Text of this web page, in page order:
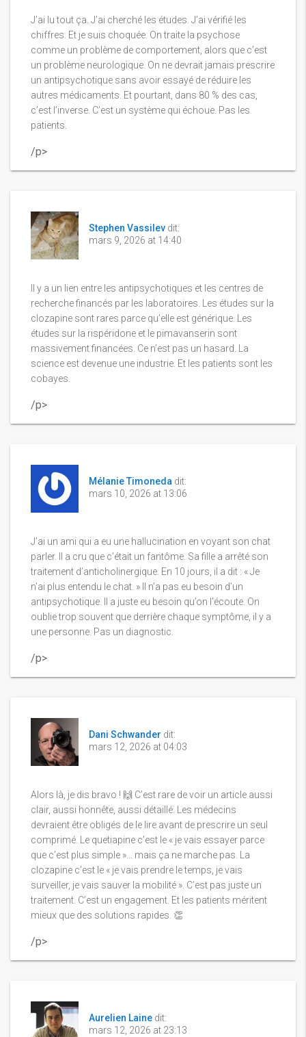
J’ai lu tout ça. J’ai cherché les études. J’ai vérifié les
chiffres. Et je suis choquée. On traite la psychose
comme un problème de comportement, alors que c’est
un problème neurologique. On ne devrait jamais prescrire
un antipsychotique sans avoir essayé de réduire les
autres médicaments. Et pourtant, dans 80 % des cas,
c’est l’inverse. C’est un système qui échoue. Pas les
patients.
/p>
Stephen Vassilev dit:
mars 9, 2026 at 14:40
Il y a un lien entre les antipsychotiques et les centres de
recherche financés par les laboratoires. Les études sur la
clozapine sont rares parce qu’elle est générique. Les
études sur la rispéridone et le pimavanserin sont
massivement financées. Ce n’est pas un hasard. La
science est devenue une industrie. Et les patients sont les
cobayes.
/p>
Mélanie Timoneda dit:
mars 10, 2026 at 13:06
J’ai un ami qui a eu une hallucination en voyant son chat
parler. Il a cru que c’était un fantôme. Sa fille a arrêté son
traitement d’anticholinergique. En 10 jours, il a dit : « Je
n’ai plus entendu le chat. » Il n’a pas eu besoin d’un
antipsychotique. Il a juste eu besoin qu’on l’écoute. On
oublie trop souvent que derrière chaque symptôme, il y a
une personne. Pas un diagnostic.
/p>
Dani Schwander dit:
mars 12, 2026 at 04:03
Alors là, je dis bravo ! 🙌 C’est rare de voir un article aussi
clair, aussi honnête, aussi détaillé. Les médecins
devraient être obligés de le lire avant de prescrire un seul
comprimé. Le quetiapine c’est le « je vais essayer parce
que c’est plus simple »… mais ça ne marche pas. La
clozapine c’est le « je vais prendre le temps, je vais
surveiller, je vais sauver la mobilité ». C’est pas juste un
traitement. C’est un engagement. Et les patients méritent
mieux que des solutions rapides. 👏
/p>
Aurelien Laine dit:
mars 12, 2026 at 23:13